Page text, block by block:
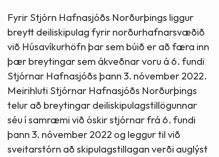
Fyrir Stjórn Hafnasjóðs Norðurþings liggur
breytt deiliskipulag fyrir norðurhafnarsvæðið
við Húsavíkurhöfn þar sem búið er að færa inn
þær breytingar sem ákveðnar voru á 6. fundi
Stjórnar Hafnasjóðs þann 3. nóvember 2022.
Meirihluti Stjórnar Hafnasjóðs Norðurþings
telur að breytingar deiliskipulagstillögunnar
séu í samræmi við óskir stjórnar frá 6. fundi
þann 3. nóvember 2022 og leggur til við
sveitarstórn að skipulagstillagan verði auglýst